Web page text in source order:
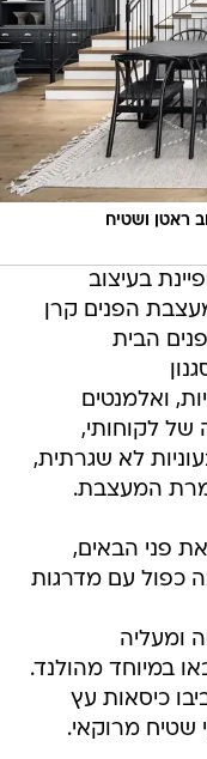
ראטן ושטיח
בעיצוב
הפנים קרן
הבית
ואלמנטים
של לקוחותי,
לא שגרתית,
המעצבת.
פני הבאים,
כפול עם מדרגות
ומעליה
במיוחד מהולנד.
כיסאות עץ
שטיח מרוקאי.